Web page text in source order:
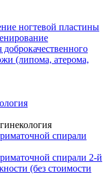
ногтевой пластины
(липома, атерома,
спирали
спирали 2-й
(без стоимости